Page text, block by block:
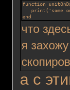
function
print('some
end
что
я
а с